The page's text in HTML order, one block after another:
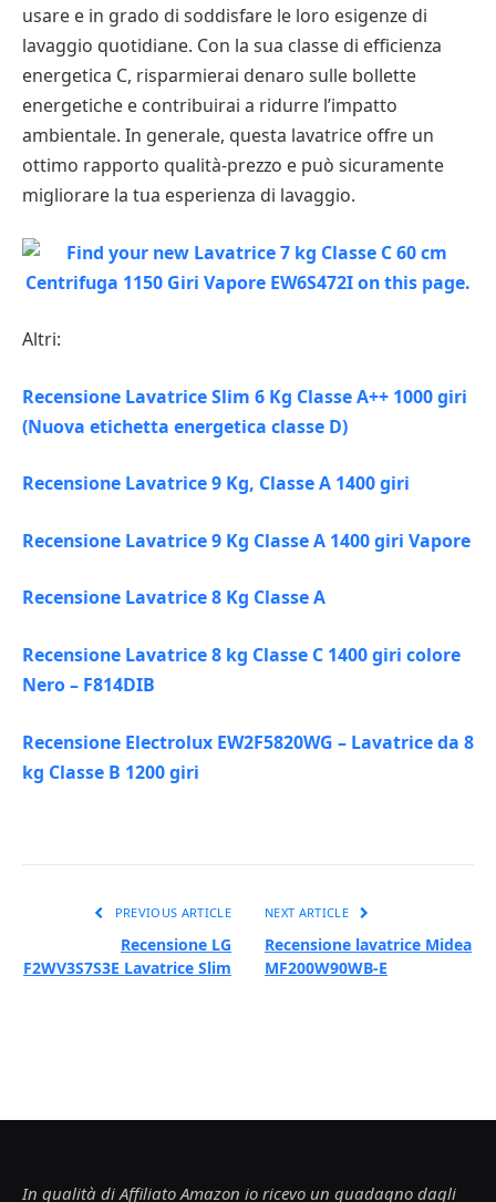
usare e in grado di soddisfare le loro esigenze di
lavaggio quotidiane. Con la sua classe di efficienza
energetica C, risparmierai denaro sulle bollette
energetiche e contribuirai a ridurre l’impatto
ambientale. In generale, questa lavatrice offre un
ottimo rapporto qualità-prezzo e può sicuramente
migliorare la tua esperienza di lavaggio.
Altri:
Recensione Lavatrice Slim 6 Kg Classe A++ 1000 giri
(Nuova etichetta energetica classe D)
Recensione Lavatrice 9 Kg, Classe A 1400 giri
Recensione Lavatrice 9 Kg Classe A 1400 giri Vapore
Recensione Lavatrice 8 Kg Classe A
Recensione Lavatrice 8 kg Classe C 1400 giri colore
Nero – F814DIB
Recensione Electrolux EW2F5820WG – Lavatrice da 8
kg Classe B 1200 giri
PREVIOUS ARTICLE
Recensione LG
F2WV3S7S3E Lavatrice Slim
NEXT ARTICLE
Recensione lavatrice Midea
MF200W90WB-E
In qualità di Affiliato Amazon io ricevo un guadagno dagli